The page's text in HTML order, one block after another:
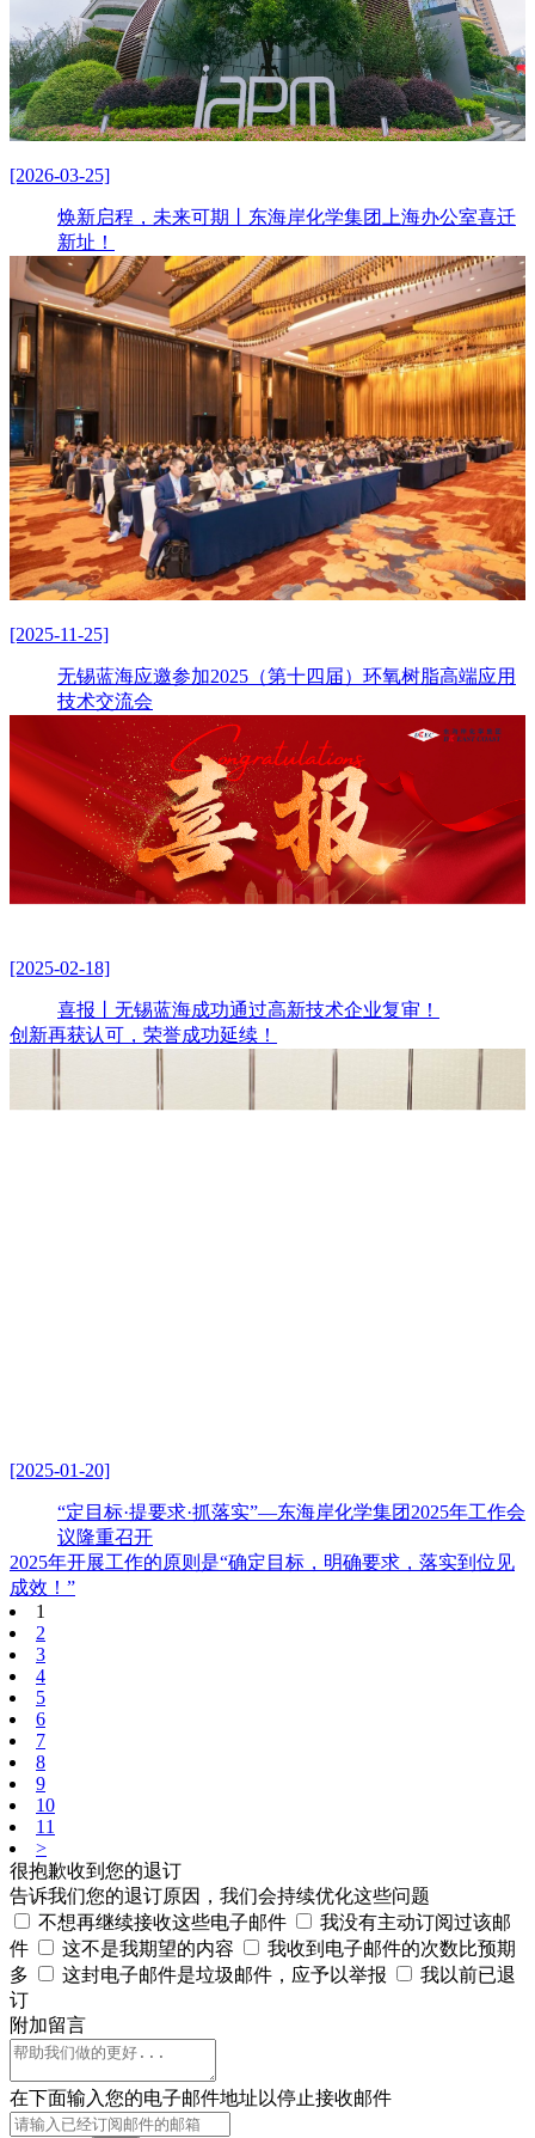
[2026-03-25]
焕新启程，未来可期丨东海岸化学集团上海办公室喜迁
新址！
[2025-11-25]
无锡蓝海应邀参加2025（第十四届）环氧树脂高端应用
技术交流会
[2025-02-18]
喜报丨无锡蓝海成功通过高新技术企业复审！
创新再获认可，荣誉成功延续！
[2025-01-20]
“定目标·提要求·抓落实”—东海岸化学集团2025年工作会
议隆重召开
2025年开展工作的原则是“确定目标，明确要求，落实到位见
成效！”
1
2
3
4
5
6
7
8
9
10
11
>
很抱歉收到您的退订
告诉我们您的退订原因，我们会持续优化这些问题
不想再继续接收这些电子邮件
我没有主动订阅过该邮
件
这不是我期望的内容
我收到电子邮件的次数比预期
多
这封电子邮件是垃圾邮件，应予以举报
我以前已退
订
附加留言
在下面输入您的电子邮件地址以停止接收邮件